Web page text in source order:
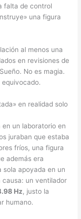
falta de control
una figura
al menos una
en revisiones de
No es magia.
equivocado.
en realidad solo
en un laboratorio en
juraban que estaba
fríos, una figura
además era
sola apoyada en un
un ventilador
Hz, justo la
humano.